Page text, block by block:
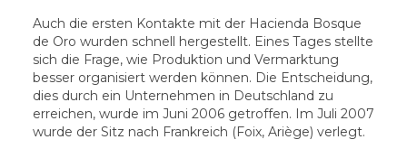
Auch die ersten Kontakte mit der Hacienda Bosque
de Oro wurden schnell hergestellt. Eines Tages stellte
sich die Frage, wie Produktion und Vermarktung
besser organisiert werden können. Die Entscheidung,
dies durch ein Unternehmen in Deutschland zu
erreichen, wurde im Juni 2006 getroffen. Im Juli 2007
wurde der Sitz nach Frankreich (Foix, Ariège) verlegt.